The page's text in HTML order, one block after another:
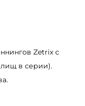
Zetrix с
в серии).